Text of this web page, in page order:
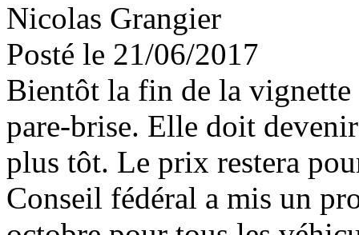
Nicolas Grangier
Posté le 21/06/2017
Bientôt la fin de la
pare-brise. Elle doit
plus tôt. Le prix restera
Conseil fédéral a mis un